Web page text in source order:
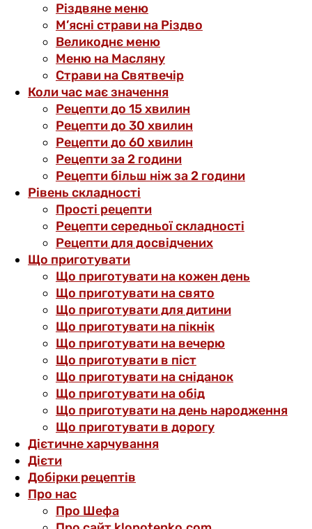
Різдвяне меню
М’ясні страви на Різдво
Великоднє меню
Меню на Масляну
Страви на Святвечір
Коли час має значення
Рецепти до 15 хвилин
Рецепти до 30 хвилин
Рецепти до 60 хвилин
Рецепти за 2 години
Рецепти більш ніж за 2 години
Рівень складності
Прості рецепти
Рецепти середньої складності
Рецепти для досвідчених
Що приготувати
Що приготувати на кожен день
Що приготувати на свято
Що приготувати для дитини
Що приготувати на пікнік
Що приготувати на вечерю
Що приготувати в піст
Що приготувати на сніданок
Що приготувати на обід
Що приготувати на день народження
Що приготувати в дорогу
Дієтичне харчування
Дієти
Добірки рецептів
Про нас
Про Шефа